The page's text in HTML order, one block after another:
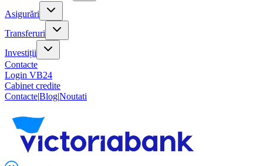
Asigurări
Transferuri
Investiții
Contacte
Login VB24
Cabinet credite
Contacte|Blog|Noutati